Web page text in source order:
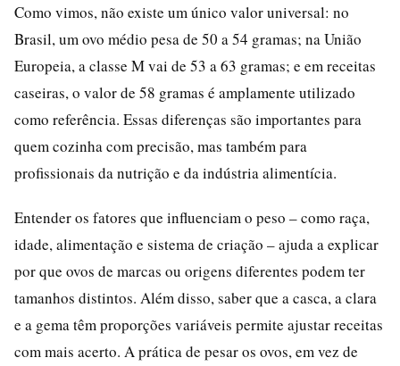
Como vimos, não existe um único valor universal: no
Brasil, um ovo médio pesa de 50 a 54 gramas; na União
Europeia, a classe M vai de 53 a 63 gramas; e em receitas
caseiras, o valor de 58 gramas é amplamente utilizado
como referência. Essas diferenças são importantes para
quem cozinha com precisão, mas também para
profissionais da nutrição e da indústria alimentícia.
Entender os fatores que influenciam o peso – como raça,
idade, alimentação e sistema de criação – ajuda a explicar
por que ovos de marcas ou origens diferentes podem ter
tamanhos distintos. Além disso, saber que a casca, a clara
e a gema têm proporções variáveis permite ajustar receitas
com mais acerto. A prática de pesar os ovos, em vez de